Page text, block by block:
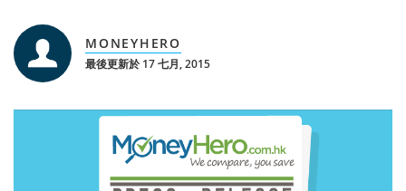
MONEYHERO
最後更新於 17 七月, 2015